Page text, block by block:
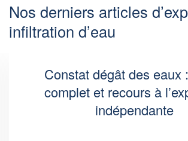
Nos derniers articles
infiltration d’eau
Constat dégât des eaux
complet et recours à
indépendante